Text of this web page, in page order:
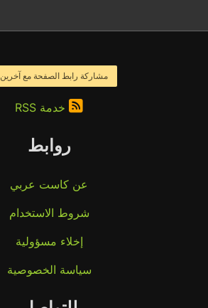
مشاركة رابط الصفحة مع آخرين
خدمة RSS
روابط
عن كاست عربي
شروط الاستخدام
إخلاء مسؤولية
سياسة الخصوصية